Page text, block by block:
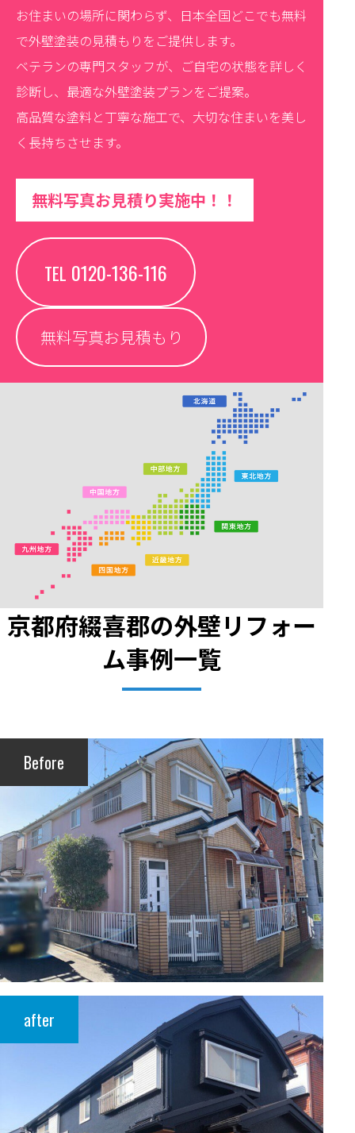
お住まいの場所に関わらず、日本全国どこでも無料
で外壁塗装の見積もりをご提供します。
ベテランの専門スタッフが、ご自宅の状態を詳しく
診断し、最適な外壁塗装プランをご提案。
高品質な塗料と丁寧な施工で、大切な住まいを美し
く長持ちさせます。
無料写真お見積り実施中！！
TEL 0120-136-116
無料写真お見積もり
京都府綴喜郡の外壁リフォー
ム事例一覧
Before
after